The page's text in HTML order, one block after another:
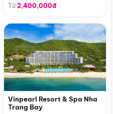
Từ2,400,000đ
Vinpearl Resort & Spa Nha
Trang Bay